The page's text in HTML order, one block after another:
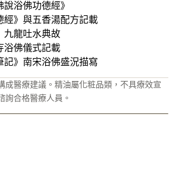
浴佛功德經》
經》與五香湯配方記載
九龍吐水典故
浴佛儀式記載
記》南宋浴佛盛況描寫
成醫療建議。精油屬化粧品類，不具療效宣
詢合格醫療人員。